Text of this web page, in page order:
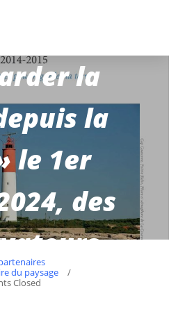
la
la
le 1er
des
du paysage
/
Closed